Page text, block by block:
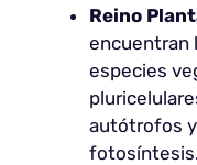
Reino
encuentran
especies
autótrofos